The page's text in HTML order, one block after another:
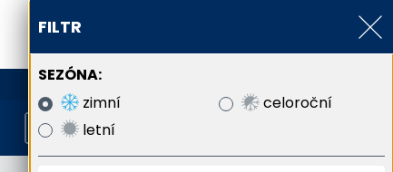
800 800 900
FILTR
SEZÓNA:
zimní
letní
celoroční